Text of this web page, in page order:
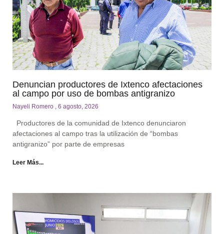
Denuncian productores de Ixtenco afectaciones
al campo por uso de bombas antigranizo
Nayeli Romero 6 agosto, 2026
Productores de la comunidad de Ixtenco denunciaron
afectaciones al campo tras la utilización de “bombas
antigranizo” por parte de empresas
Leer Más...